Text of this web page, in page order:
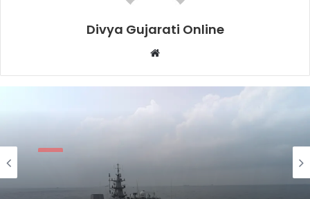
Divya Gujarati Online
Website
સુરતનું ગૌરવઃ AM/NS Indiaના હજીરા પ્લાન્ટમાં